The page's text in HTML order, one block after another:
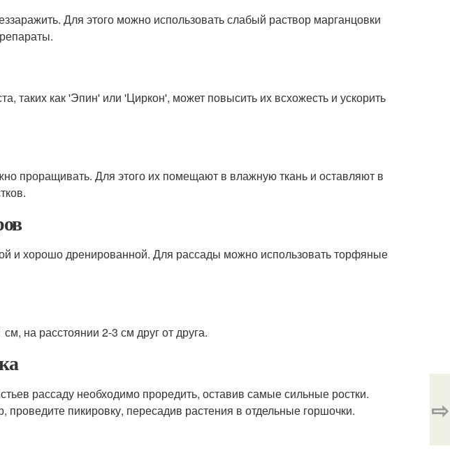
Для этого можно использовать слабый раствор марганцовки
таких как 'Эпин' или 'Циркон', может повысить их всхожесть и ускорить
проращивать. Для этого их помещают в влажную ткань и оставляют в
и хорошо дренированной. Для рассады можно использовать торфяные
на расстоянии 2-3 см друг от друга.
рассаду необходимо проредить, оставив самые сильные ростки.
пикировку, пересадив растения в отдельные горшочки.
⇨